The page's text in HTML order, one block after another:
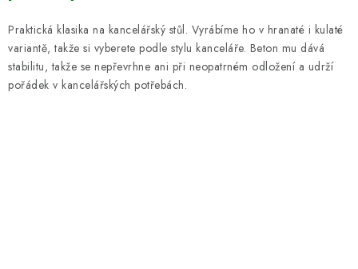
Praktická klasika na kancelářský stůl. Vyrábíme ho v hranaté i kulaté
variantě, takže si vyberete podle stylu kanceláře. Beton mu dává
stabilitu, takže se nepřevrhne ani při neopatrném odložení a udrží
pořádek v kancelářských potřebách.